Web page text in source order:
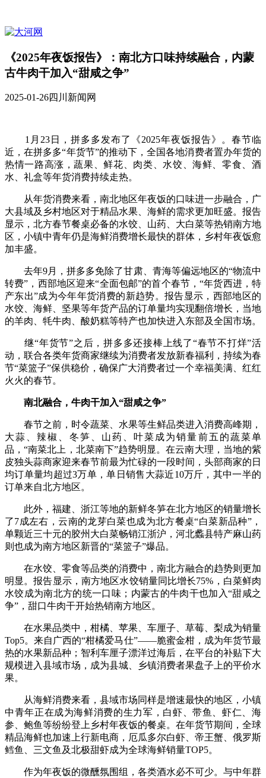
《2025年夜饭报告》：南北方口味持续融合，内蒙
古牛肉干加入“甜咸之争”
2025-01-26四川新闻网
1月23日，拼多多发布了《2025年夜饭报告》。春节临
近，在拼多多“年货节”的推动下，全国各地消费者置办年货的
热情一路高涨，蔬果、鲜花、肉类、水饺、海鲜、零食、酒
水、礼盒等年货消费持续走热。
从年货消费来看，南北地区年夜饭的口味进一步融合，广
大县域及乡村地区对于精品水果、海鲜的需求更加旺盛。报告
显示，北方春节餐桌必备的水饺、山药、大白菜等热销南方地
区，小镇中青年仍是海鲜消费增长最快的群体，乡村年夜饭愈
加丰盛。
去年9月，拼多多免除了甘肃、青海等偏远地区的“物流中
转费”，西部地区迎来“全面包邮”的首个春节，“年货西进，特
产东出”成为今年年货消费的新趋势。报告显示，西部地区的
水饺、海鲜、坚果等年货产品的订单量均实现翻倍增长，当地
的羊肉、牦牛肉、酸奶糕等特产也加快进入东部及全国市场。
继“年货节”之后，拼多多还接棒上线了“春节不打烊”活
动，联合各类年货商家继续为消费者发放新春福利，持续为春
节“菜篮子”保供稳价，确保广大消费者过一个幸福美满、红红
火火的春节。
南北融合，牛肉干加入“甜咸之争”
春节之前，时令蔬菜、水果等生鲜品类进入消费高峰期，
大蒜、辣椒、冬笋、山药、叶菜成为销量前五的蔬菜单
品，“南菜北上，北菜南下”趋势明显。在云南大理，当地的紫
皮独头蒜商家迎来春节前最为忙碌的一段时间，头部商家的日
均订单量均超过3万单，单日销售大蒜近10万斤，其中一半的
订单来自北方地区。
此外，福建、浙江等地的新鲜冬笋在北方地区的销量增长
了7成左右，云南的龙芽白菜也成为北方餐桌“白菜新品种”，
单颗近三十元的胶州大白菜畅销江浙沪，河北蠡县特产麻山药
则也成为南方地区新晋的“菜篮子”爆品。
在水饺、零食等品类的消费中，南北方融合的趋势则更加
明显。报告显示，南方地区水饺销量同比增长75%，白菜鲜肉
水饺成为南北方的统一口味；内蒙古的牛肉干也加入“甜咸之
争”，甜口牛肉干开始热销南方地区。
在水果品类中，柑橘、苹果、车厘子、草莓、梨成为销量
Top5。来自广西的“柑橘爱马仕”——脆蜜金柑，成为年货节最
热的水果新品种；智利车厘子漂洋过海后，在平台的补贴下大
规模进入县域市场，成为县城、乡镇消费者果盘子上的平价水
果。
从海鲜消费来看，县域市场同样是增速最快的地区，小镇
中青年正在成为海鲜消费的生力军，白虾、带鱼、虾仁、海
参、鲍鱼等纷纷登上乡村年夜饭的餐桌。在年货节期间，全球
精品海鲜也加速上行新电商，厄瓜多尔白虾、帝王蟹、俄罗斯
鳕鱼、三文鱼及北极甜虾成为全球海鲜销量TOP5。
作为年夜饭的微醺氛围组，各类酒水必不可少。与中年群